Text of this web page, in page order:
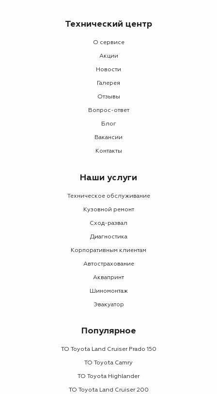
Технический центр
О сервисе
Акции
Новости
Галерея
Отзывы
Вопрос-ответ
Блог
Вакансии
Контакты
Наши услуги
Техническое обслуживание
Кузовной ремонт
Сход-развал
Диагностика
Корпоративным клиентам
Автострахование
Аквапринт
Шиномонтаж
Эвакуатор
Популярное
ТО Toyota Land Cruiser Prado 150
ТО Toyota Camry
ТО Toyota Highlander
ТО Toyota Land Cruiser 200